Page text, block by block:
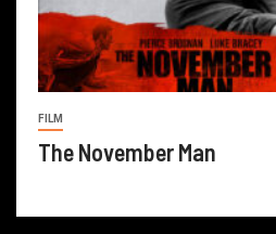
FILM
The November Man